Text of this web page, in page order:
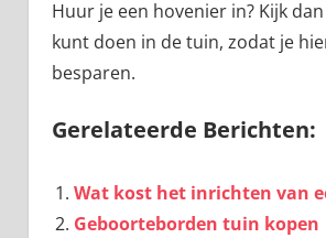
Huur je een hovenier in? Kijk
kunt doen in de tuin, zodat je
besparen.
Gerelateerde Berichten:
Wat kost het inrichten van
Geboorteborden tuin kopen